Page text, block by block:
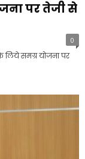
पर तेजी से
0
लिये समग्र योजना पर